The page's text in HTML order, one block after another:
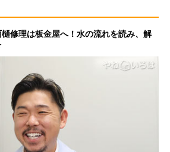
修理は板金屋へ！水の流れを読み、解